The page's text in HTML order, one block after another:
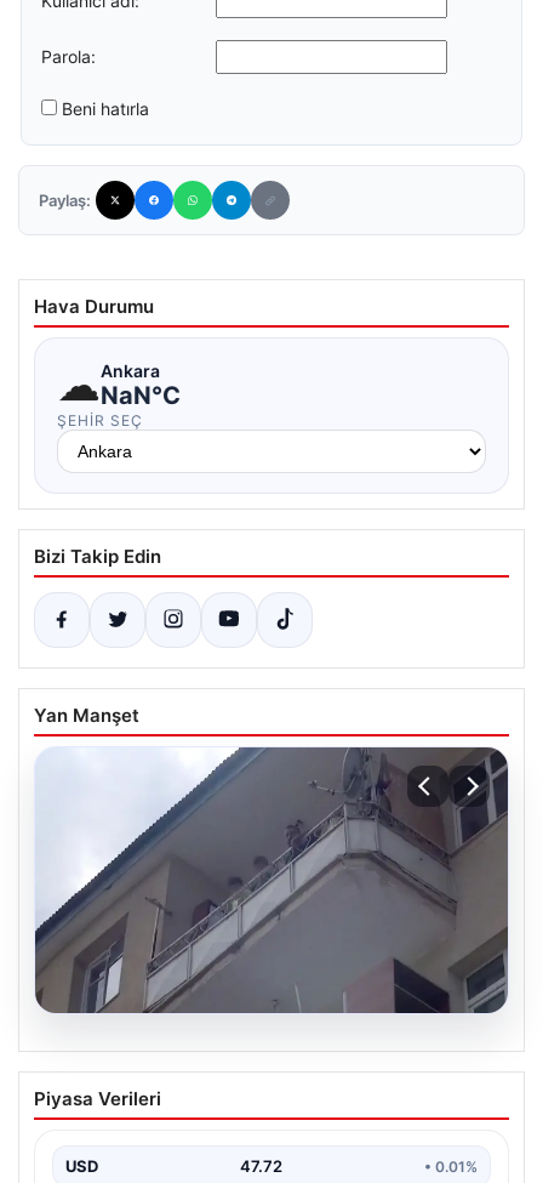
Parola:
Beni hatırla
Paylaş:
Hava Durumu
☁Ankara
NaN°C
ŞEHIR SEÇ
Bizi Takip Edin
Yan Manşet
08.08.2026
Korku Dolu Anlar! Eşini Barışmaya İkna
Edemeyince Çocuklarını Balkonlarda
Erzurum'da yaşanan bu korkutucu olay, aile içi
Piyasa Verileri
USD 47.72 • 0.01%